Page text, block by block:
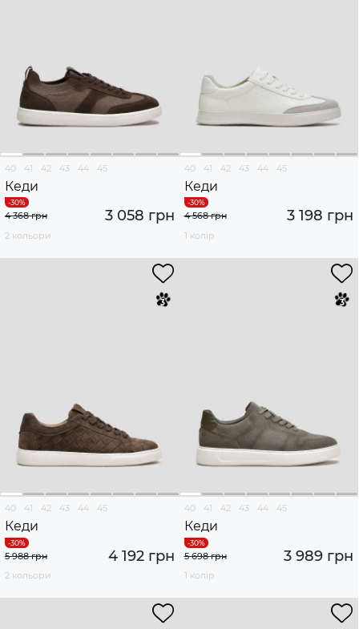
40 41 42 43 44 45
Кеди
3 058 грн
4 368 грн
2 кольори
40 41 42 43 44 45
Кеди
3 198 грн
4 568 грн
1 колір
40 41 42 43 44 45
Кеди
4 192 грн
5 988 грн
2 кольори
40 41 42 43 44 45
Кеди
3 989 грн
5 698 грн
1 колір